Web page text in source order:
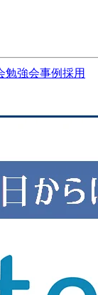
勉強会事例採用